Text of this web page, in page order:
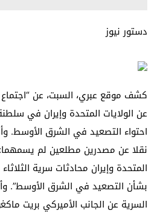
دستور نيوز
كشف موقع عبري، السبت، عن
عن الولايات المتحدة وإيران في
احتواء التصعيد في الشرق الأوسط.
نقلا عن مصدرين مطلعين لم يسمهما:
المتحدة وإيران محادثات سرية
بشأن التصعيد في الشرق الأوسط”.
السرية عن الجانب الأميركي بريت